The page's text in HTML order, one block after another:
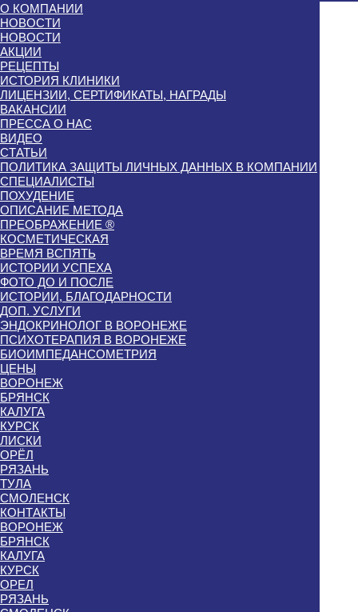
О КОМПАНИИ
НОВОСТИ
НОВОСТИ
АКЦИИ
РЕЦЕПТЫ
ИСТОРИЯ КЛИНИКИ
ЛИЦЕНЗИИ, СЕРТИФИКАТЫ, НАГРАДЫ
ВАКАНСИИ
ПРЕССА О НАС
ВИДЕО
СТАТЬИ
ПОЛИТИКА ЗАЩИТЫ ЛИЧНЫХ ДАННЫХ В КОМПАНИИ
СПЕЦИАЛИСТЫ
ПОХУДЕНИЕ
ОПИСАНИЕ МЕТОДА
ПРЕОБРАЖЕНИЕ ®
КОСМЕТИЧЕСКАЯ
ВРЕМЯ ВСПЯТЬ
ИСТОРИИ УСПЕХА
ФОТО ДО И ПОСЛЕ
ИСТОРИИ, БЛАГОДАРНОСТИ
ДОП. УСЛУГИ
ЭНДОКРИНОЛОГ В ВОРОНЕЖЕ
ПСИХОТЕРАПИЯ В ВОРОНЕЖЕ
БИОИМПЕДАНСОМЕТРИЯ
ЦЕНЫ
ВОРОНЕЖ
БРЯНСК
КАЛУГА
КУРСК
ЛИСКИ
ОРЁЛ
РЯЗАНЬ
ТУЛА
СМОЛЕНСК
КОНТАКТЫ
ВОРОНЕЖ
БРЯНСК
КАЛУГА
КУРСК
ОРЕЛ
РЯЗАНЬ